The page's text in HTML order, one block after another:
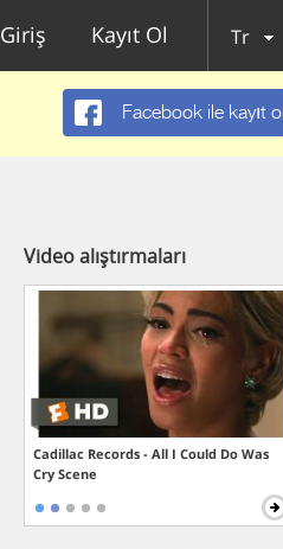
Giriş Kayıt Ol Tr
Facebook ile kayıt ol
Video alıştırmaları
Cadillac Records - All I Could Do Was
Cry Scene